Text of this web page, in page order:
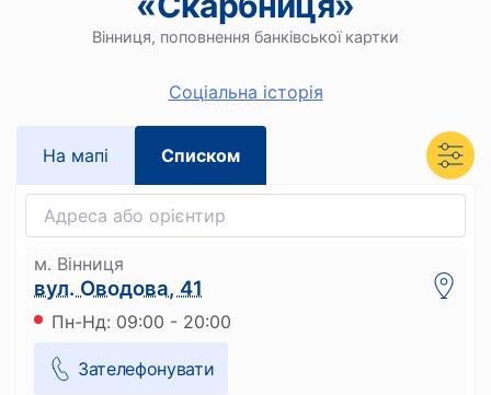
Вінниця, поповнення банківської картки
Cоціальна історія
На мапi Списком
м. Вінниця
вул. Оводова, 41
Пн-Нд: 09:00 - 20:00
Зателефонувати